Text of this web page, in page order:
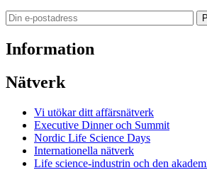
Information
Nätverk
Vi utökar ditt affärsnätverk
Executive Dinner och Summit
Nordic Life Science Days
Internationella nätverk
Life science-industrin och den